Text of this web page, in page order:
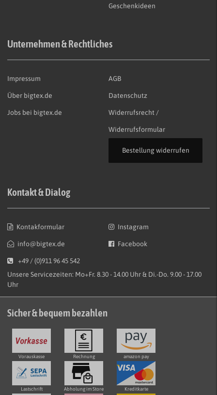
Geschenkideen
Unternehmen & Rechtliches
Impressum
Über bigtex.de
Jobs bei bigtex.de
AGB
Datenschutz
Widerrufsrecht /
Widerrufsformular
Bestellung widerrufen
Kontakt & Dialog
Kontakformular
info@bigtex.de
Instagram
Facebook
+49 / (0)911 96 45 542
Unsere Servicezeiten: Mo+Fr. 8.30 - 14.00 Uhr & Di.-Do. 9.00 - 17.00
Uhr
Sicher & bequem bezahlen
Vorauskasse Rechnung amazon pay
Lastschrift Abholung im Store Kreditkarte